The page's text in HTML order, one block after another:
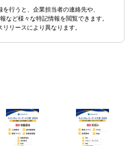
行うと、企業担当者の連絡先や、
など様々な特記情報を閲覧できます。
リースにより異なります。